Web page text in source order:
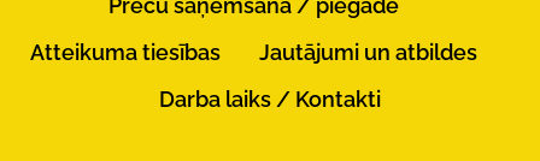
Preču saņemšana / piegāde
Atteikuma tiesības
Jautājumi un atbildes
Darba laiks / Kontakti